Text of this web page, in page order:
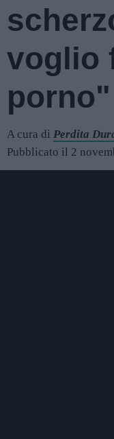
voglio
porno"
A cura di Perdita
Pubblicato il 2